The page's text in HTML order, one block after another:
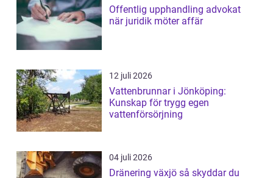
Offentlig upphandling advokat
när juridik möter affär
12 juli 2026
Vattenbrunnar i Jönköping:
Kunskap för trygg egen
vattenförsörjning
04 juli 2026
Dränering växjö så skyddar du